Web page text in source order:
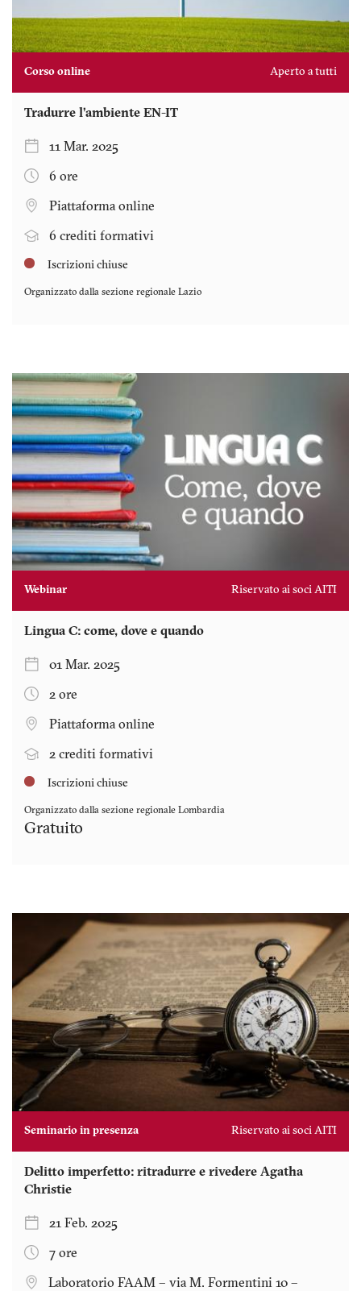
Corso online Aperto a tutti
Tradurre l’ambiente EN-IT
11 Mar. 2025
6 ore
Piattaforma online
6 crediti formativi
Iscrizioni chiuse
Organizzato dalla sezione regionale Lazio
Webinar Riservato ai soci AITI
Lingua C: come, dove e quando
01 Mar. 2025
2 ore
Piattaforma online
2 crediti formativi
Iscrizioni chiuse
Organizzato dalla sezione regionale Lombardia
Gratuito
Seminario in presenza Riservato ai soci AITI
Delitto imperfetto: ritradurre e rivedere Agatha
Christie
21 Feb. 2025
7 ore
Laboratorio FAAM – via M. Formentini 10 –